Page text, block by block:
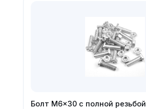
Болт М6×30 с полной резьбой